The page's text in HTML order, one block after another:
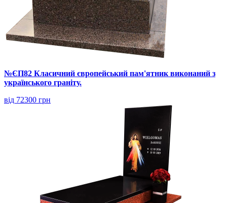
№ЄП82 Класичний європейський пам'ятник виконаний з
українського граніту.
від 72300 грн